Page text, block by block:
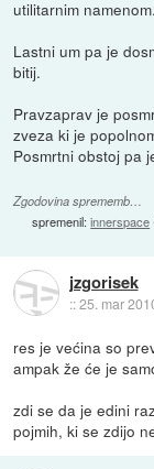
utilitarnim
Lastni um pa je
bitij.
Pravzaprav je
zveza ki je
Posmrtni obstoj pa
Zgodovina sprememb…
spremenil:innerspace
jzgorisek
::25. mar
res je većina so
ampak že će je
zdi se da je edini
pojmih, ki se zdijo